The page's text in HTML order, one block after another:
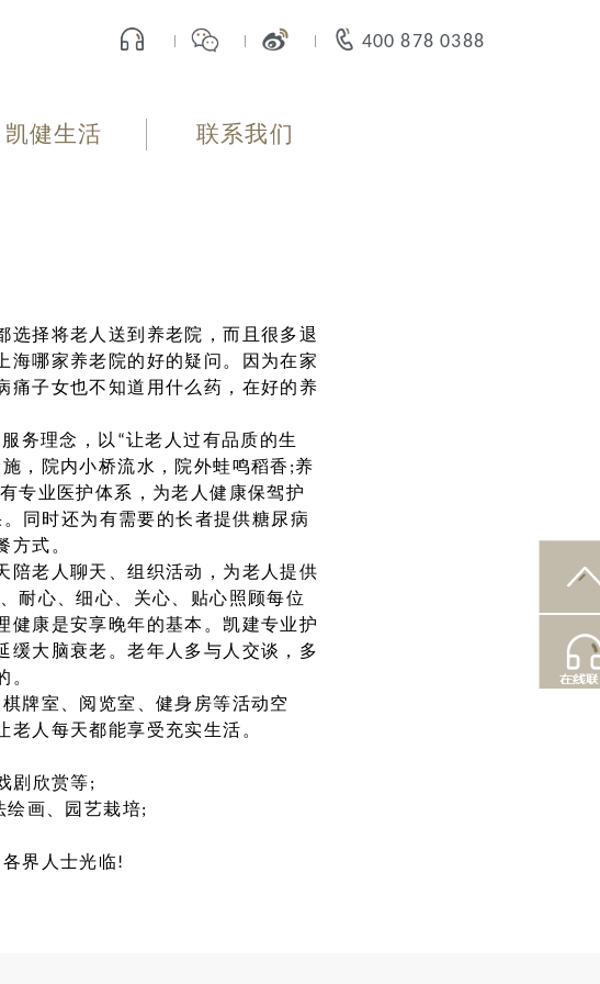
400 878 0388
凯健生活 联系我们
选择将老人送到养老院，而且很多退
海哪家养老院的好的疑问。因为在家
痛子女也不知道用什么药，在好的养
务理念，以“让老人过有品质的生
，院内小桥流水，院外蛙鸣稻香;养
专业医护体系，为老人健康保驾护
同时还为有需要的长者提供糖尿病
方式。
陪老人聊天、组织活动，为老人提供
耐心、细心、关心、贴心照顾每位
健康是安享晚年的基本。凯建专业护
缓大脑衰老。老年人多与人交谈，多
。
牌室、阅览室、健身房等活动空
人每天都能享受充实生活。
剧欣赏等;
绘画、园艺栽培;
界人士光临!